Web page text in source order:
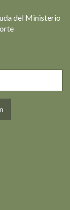
del Ministerio